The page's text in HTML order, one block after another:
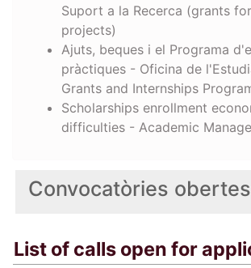
Convocatòries obertes
List of calls open for
Suport a la Recerca (grants
projects)
Ajuts, beques i el Programa
pràctiques - Oficina de
Grants and Internships
Scholarships enrollment
difficulties - Academic